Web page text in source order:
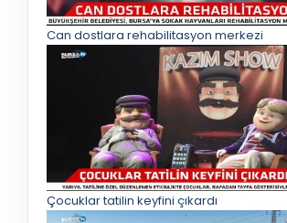
Can dostlara rehabilitasyon merkezi
Çocuklar tatilin keyfini çıkardı